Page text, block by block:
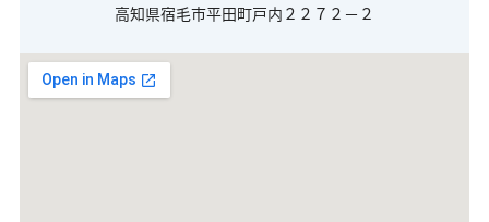
高知県宿毛市平田町戸内２２７２－２